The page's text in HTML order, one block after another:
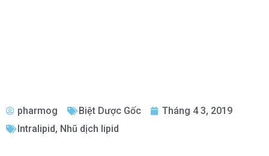
pharmog Biệt Dược Gốc
Tháng 4 3, 2019
Intralipid, Nhũ dịch lipid